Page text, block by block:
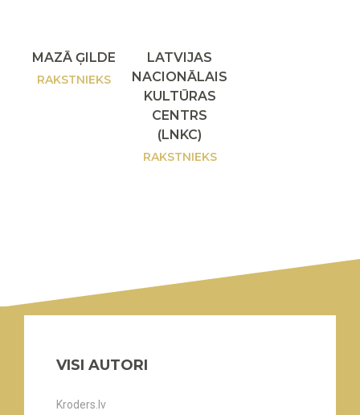
MAZĀ ĢILDE
RAKSTNIEKS
LATVIJAS
NACIONĀLAIS
KULTŪRAS
CENTRS
(LNKC)
RAKSTNIEKS
VISI AUTORI
Kroders.lv